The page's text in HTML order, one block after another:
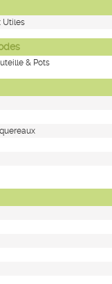
Utiles
& Pots